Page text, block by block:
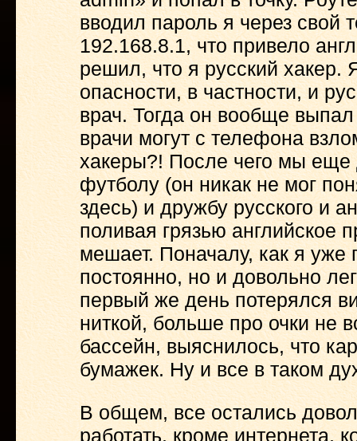
вводил пароль я через свой
192.168.8.1, что привело
решил, что я русский хакер.
опасности, в частности, и
врач. Тогда он вообще
врачи могут с телефона
хакеры?! После чего мы еще
футболу (он никак не мог
здесь) и дружбу русского и
поливая грязью английское
мешает. Поначалу, как я
постоянно, но и довольно
первый же день потерялся
ниткой, больше про очки не
бассейн, выяснилось, что
бумажек. Ну и все в таком
В общем, все остались
работать, кроме интернета,